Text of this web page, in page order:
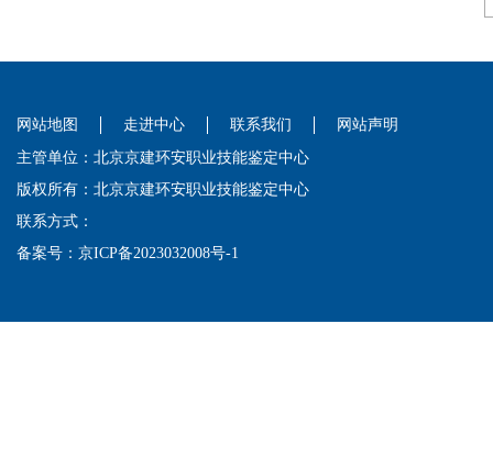
网站地图 走进中心 联系我们
网站声明
主管单位：北京京建环安职业技能鉴定中心
版权所有：北京京建环安职业技能鉴定中心
联系方式：
备案号： 京ICP备2023032008号-1